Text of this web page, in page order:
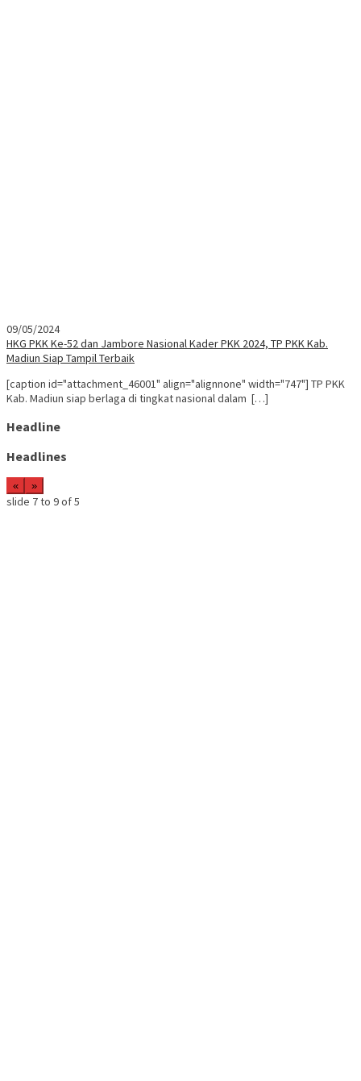
09/05/2024
HKG PKK Ke-52 dan Jambore Nasional Kader PKK 2024, TP PKK Kab.
Madiun Siap Tampil Terbaik
[caption id="attachment_46001" align="alignnone" width="747"] TP PKK
Kab. Madiun siap berlaga di tingkat nasional dalam […]
Headline
Headlines
« »
slide 7 to 9of 5